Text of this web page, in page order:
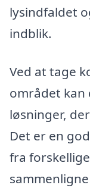
lysindfaldet
indblik.
Ved at tage
området kan
løsninger,
Det er en
fra